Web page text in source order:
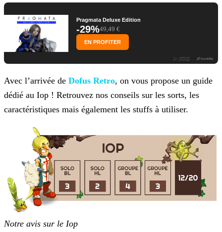
Pragmata Deluxe Edition
-29%49,49 €
EN PROFITER
Avec l’arrivée de Dofus Retro, on vous propose un guide
dédié au Iop ! Retrouvez nos conseils sur les sorts, les
caractéristiques mais également les stuffs à utiliser.
Notre avis sur le Iop